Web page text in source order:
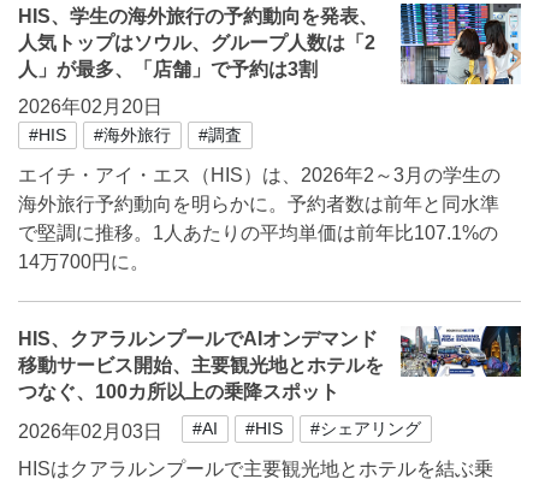
HIS、学生の海外旅行の予約動向を発表、
人気トップはソウル、グループ人数は「2
人」が最多、「店舗」で予約は3割
2026年02月20日
#HIS #海外旅行 #調査
エイチ・アイ・エス（HIS）は、2026年2～3月の学生の
海外旅行予約動向を明らかに。予約者数は前年と同水準
で堅調に推移。1人あたりの平均単価は前年比107.1%の
14万700円に。
HIS、クアラルンプールでAIオンデマンド
移動サービス開始、主要観光地とホテルを
つなぐ、100カ所以上の乗降スポット
2026年02月03日
#AI #HIS #シェアリング
HISはクアラルンプールで主要観光地とホテルを結ぶ乗